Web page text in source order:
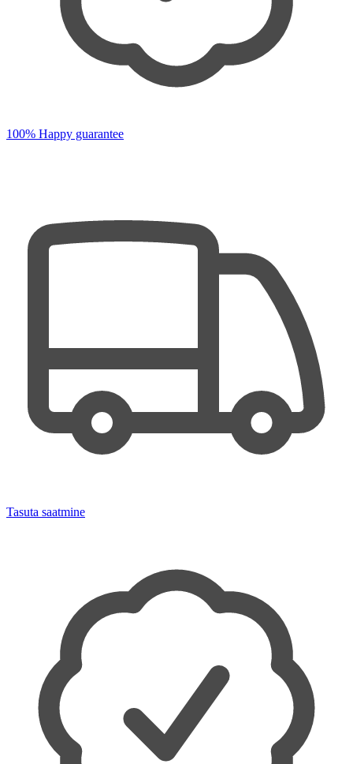
100% Happy guarantee
Tasuta saatmine